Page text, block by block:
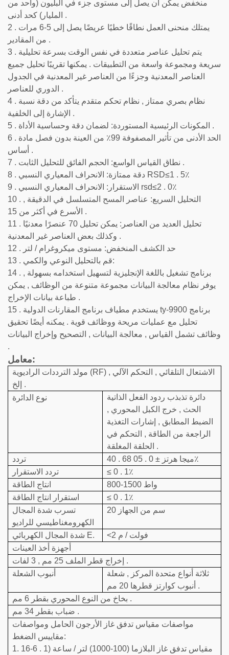
منخفض يمكن أن يصل إلى مستوى جزء في البليون (واحد من
المليار) كحد أدنى .
2 . يمتلك منحنى العمل نطاقًا خطيًا عريضًا يصل إلى 5-6 مرات
من المقادير .
3 . يتم تحليل عناصر متعددة في نفس الوقت بسرعة تحليلية
سريعة ومجموعة واسعة من التطبيقات . يمكنها تقريبًا تحليل جميع
العناصر المعدنية وجزءًا من العناصر غير المعدنية في الجدول
الدوري للعناصر .
4 . نظام بصري ممتاز , نظام تحكم متقدم يتأكد من دقة نسبة
الإشارة إلى الخلفية .
5 . المكونات الرئيسية المستوردة: لضمان دقة وحساسية الأداة .
6 . الحد الأدنى من تأثير المصفوفة 99٪ من العينة بدون فصل مادة
أساس .
7 . نطاق القياس الواسع: الحجم الفائق للتحليل الثابت .
8 . دقة ممتازة: الانحراف المعياري النسبي RSD≤1 . 5٪
9 . الاستقرار: الانحراف المعياري النسبي rsd≤2 . 0٪
10 . التحليل السريع: عناصر المسح المتسلسل في الدقيقة ,
الأسرع في أكثر من 15 .
11 . تحليل العديد من العناصر: يمكن تحليل 70 عنصرًا معدنيًا
وكذلك بعض العناصر غير المعدنية .
12 . حد الكشف المنخفض: مستوى ميكروغرام / لتر
13 . قم بالتحليل النوعي والكمي:
14 . برنامج تشغيل باللغة الإنجليزية لتسهيل استخدامه بسهولة ,
يوفر نظام معالجة البيانات مجموعة متنوعة من الوظائف , يمكن
طباعة بيانات الإخراج .
15 . يستخدم مطياف برنامج المقارنات الدولية ty-9900 برنامج
تحليل مع عمليات مريحة ووظائف قوية . يمكنه أيضًا تحقيق
وظائف تشمل القياس , معالجة البيانات , التصحيح وإخراج البيانات
.
معامل:
مولد الترددات الراديوية (RF) الاشتعال التلقائي , التحكم الآلي ,
إلخ .
نوع الدائرة
دائرة تذبذب ردود الفعل الذاتية
الحث , خرج الكبل المحوري ,
الضبط المطابق , إشارات التغذية
الراجعة من الطاقة , التحكم في
الحلقة المغلقة .
تردد
40 . 68 ميجا هرتز ± 0 . 05٪
تردد الاستقرار
≤ 0 . 1٪
انتاج الطاقة
800-1500 واط
استقرار انتاج الطاقة
≤ 0 . 1٪
تسرب شدة المجال
الكهرومغناطيسي للراديو
20 سم من الجهاز
شدة المجال الكهربائي E.
<2 فولت / م
أجهزة أخذ العينات
إخراج قطر الملف 25 مم , 3 لفات .
أنبوب الشعلة
ثلاثة أنواع متحدة المركز , شعلة
أنبوب كوارتز قطرها 20 مم .
بخاخ من النوع المحوري بقطر 6 مم .
ضباب بقطر 34 مم .
مواصفات مقياس تدفق غاز الأرجون الحامل ومواصفات
مقاييس الضغط:
1. مقياس تدفق غاز البلازما (100-1000) لتر / ساعة (1 . 6-16